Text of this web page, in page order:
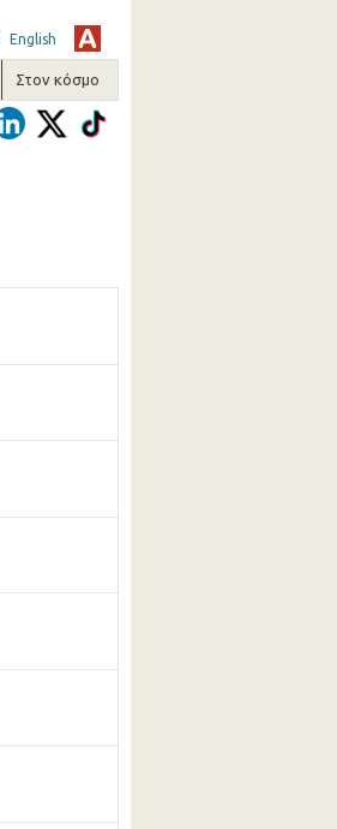
English
Στον κόσμο